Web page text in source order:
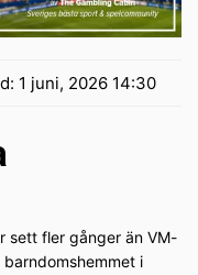
1 juni, 2026 14:30
sett fler gånger än VM-
i